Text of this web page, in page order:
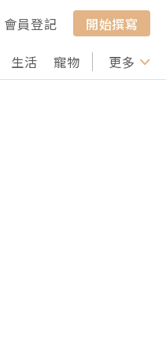
會員登記
開始撰寫
生活 寵物 行山 打卡
更多